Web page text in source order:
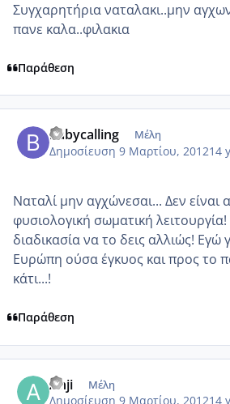
Συγχαρητήρια ναταλακι..μην
πανε καλα..φιλακια
Παράθεση
babycalling Μέλη
Δημοσίευση 9 Μαρτίου, 201214
Ναταλί μην αγχώνεσαι... Δεν είναι
φυσιολογική σωματική
διαδικασία να το δεις αλλιώς! Εγώ
Ευρώπη ούσα έγκυος και προς το
κάτι...!
Παράθεση
Anji Μέλη
Δημοσίευση 9 Μαρτίου, 201214